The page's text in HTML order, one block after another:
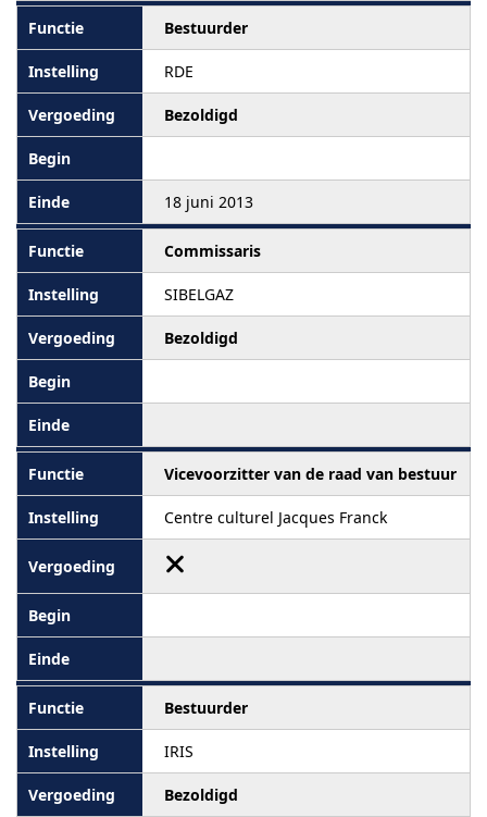
Bestuurder
RDE
Bezoldigd
18 juni 2013
Commissaris
SIBELGAZ
Bezoldigd
Vicevoorzitter van de raad van bestuur
Centre culturel Jacques Franck
Bestuurder
IRIS
Bezoldigd